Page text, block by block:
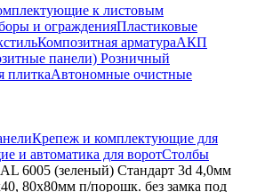
к листовым
и огражденияПластиковые
Композитная арматураАКП
панели) Розничный
плиткаАвтономные очистные
Крепеж и комплектующие для
и автоматика для воротСтолбы
6005 (зеленый) Стандарт 3d 4,0мм
80х80мм п/порошк. без замка под